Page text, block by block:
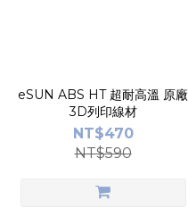
eSUN ABS HT 超耐高溫 原廠
3D列印線材
NT$470
NT$590